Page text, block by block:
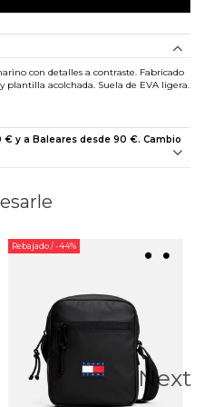
con detalles a contraste. Fabricado
plantilla acolchada. Suela de EVA ligera.
y a Baleares desde 90 €. Cambio
Rebajado/ -44%
Next